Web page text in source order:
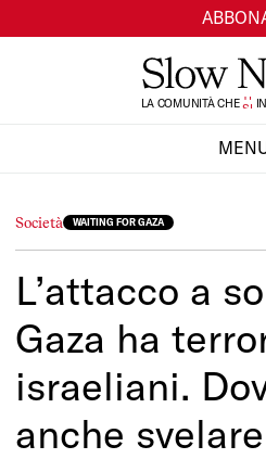
LA COMUNITÀ CHETI
Società WAITING FOR GAZA
L’attacco a
Gaza ha
israeliani.
anche